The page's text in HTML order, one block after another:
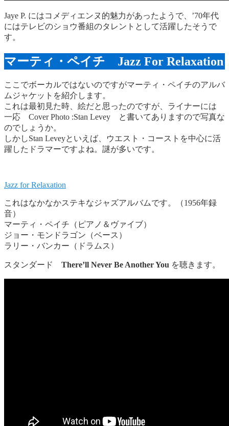
Jaye P. にはコメディエンヌ的魅力があったようで、’70年代
にはテレビのショウ番組のタレントとして活躍したそうで
す。
マーティ・ペイチ Jazz For Relaxation
ここでボーカルではないのですがマーティ・ペイチのアルバ
ムジャケットを紹介します。
これは最初見た時、絵だと思ったのですが、ライナーには
一応 Cover Photo :Stan Levey と書いてありますので写真な
のでしょうか。
しかしStan Leveyといえば、ウエスト・コーストを中心に活
躍したドラマーですよね。謎が多いです。
Jazz for Relaxation
これはなかなかステキなジャズアルバムです。（1956年録
音）
マーティ・ペイチ（ピアノ＆ヴァイブ）
ジョー・モンドラゴン（ベース）
ラリー・バンカー（ドラムス）
スタンダード There’ll Never Be Another You を聴きます。